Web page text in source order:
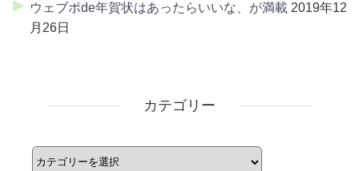
ウェブポde年賀状はあったらいいな、が満載 2019年12
月26日
カテゴリー